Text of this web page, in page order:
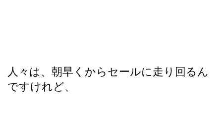
人々は、朝早くからセールに走り回るん
ですけれど、